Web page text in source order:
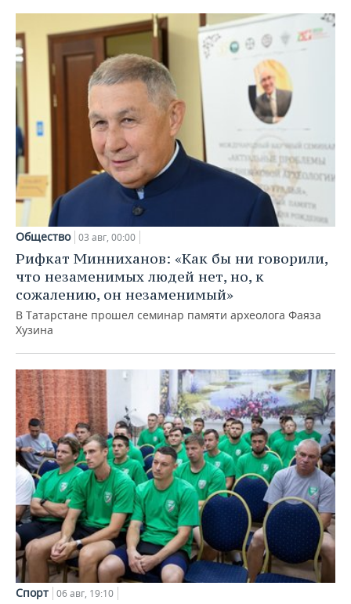
Общество 03 авг, 00:00
Рифкат Минниханов: «Как бы ни говорили,
что незаменимых людей нет, но, к
сожалению, он незаменимый»
В Татарстане прошел семинар памяти археолога Фаяза
Хузина
Спорт 06 авг, 19:10